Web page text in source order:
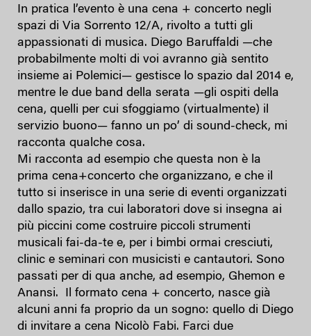
In pratica l’evento è una cena + concerto negli
spazi di Via Sorrento 12/A, rivolto a tutti gli
appassionati di musica. Diego Baruffaldi —che
probabilmente molti di voi avranno già sentito
insieme ai Polemici— gestisce lo spazio dal 2014 e,
mentre le due band della serata —gli ospiti della
cena, quelli per cui sfoggiamo (virtualmente) il
servizio buono— fanno un po’ di sound-check, mi
racconta qualche cosa.
Mi racconta ad esempio che questa non è la
prima cena+concerto che organizzano, e che il
tutto si inserisce in una serie di eventi organizzati
dallo spazio, tra cui laboratori dove si insegna ai
più piccini come costruire piccoli strumenti
musicali fai-da-te e, per i bimbi ormai cresciuti,
clinic e seminari con musicisti e cantautori. Sono
passati per di qua anche, ad esempio, Ghemon e
Anansi. Il formato cena + concerto, nasce già
alcuni anni fa proprio da un sogno: quello di Diego
di invitare a cena Nicolò Fabi. Farci due